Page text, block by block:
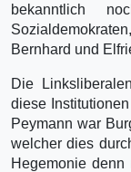
bekanntlich
Bernhard und
Die
diese
Peymann war
welcher dies
Hegemonie